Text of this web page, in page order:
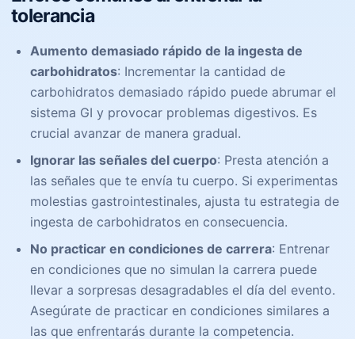
tolerancia
Aumento demasiado rápido de la ingesta de
carbohidratos: Incrementar la cantidad de
carbohidratos demasiado rápido puede abrumar el
sistema GI y provocar problemas digestivos. Es
crucial avanzar de manera gradual.
Ignorar las señales del cuerpo: Presta atención a
las señales que te envía tu cuerpo. Si experimentas
molestias gastrointestinales, ajusta tu estrategia de
ingesta de carbohidratos en consecuencia.
No practicar en condiciones de carrera: Entrenar
en condiciones que no simulan la carrera puede
llevar a sorpresas desagradables el día del evento.
Asegúrate de practicar en condiciones similares a
las que enfrentarás durante la competencia.